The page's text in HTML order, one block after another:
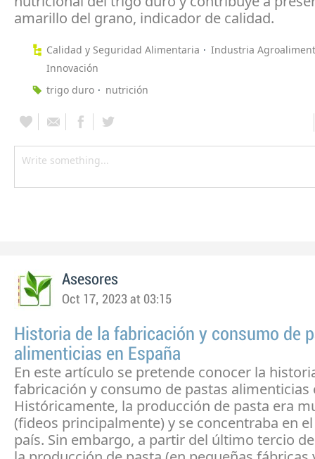
amarillo del grano, indicador de calidad.
Calidad y Seguridad Alimentaria
Industria
Innovación
trigo duro
nutrición
Asesores
Oct 17, 2023 at 03:15
Historia de la fabricación y consumo de
alimenticias en España
En este artículo se pretende conocer la
fabricación y consumo de pastas alimenticias
Históricamente, la producción de pasta era
(fideos principalmente) y se concentraba en
país. Sin embargo, a partir del último tercio